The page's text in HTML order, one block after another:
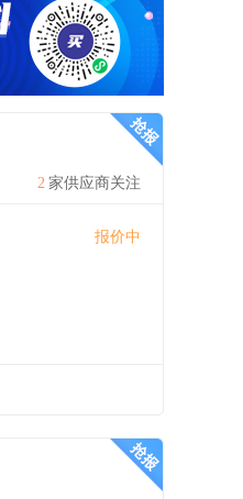
2 家供应商关注
报价中